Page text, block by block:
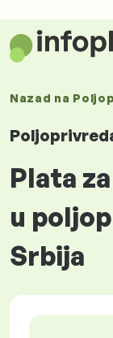
Nazad na
Plata
u
Srbija